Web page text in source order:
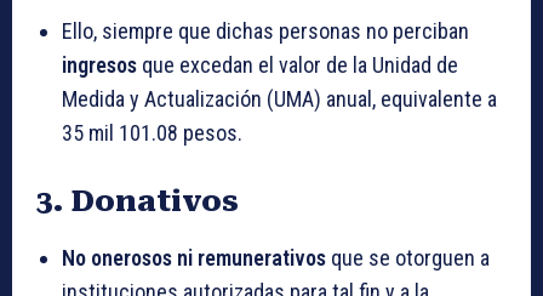
Ello, siempre que dichas personas no perciban
ingresos que excedan el valor de la Unidad de
Medida y Actualización (UMA) anual, equivalente a
35 mil 101.08 pesos.
3. Donativos
No onerosos ni remunerativos que se otorguen a